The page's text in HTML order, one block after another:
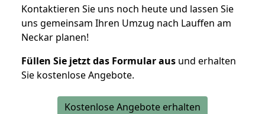
Kontaktieren Sie uns noch heute und lassen Sie
uns gemeinsam Ihren Umzug nach Lauffen am
Neckar planen!
Füllen Sie jetzt das Formular aus und erhalten
Sie kostenlose Angebote.
Kostenlose Angebote erhalten